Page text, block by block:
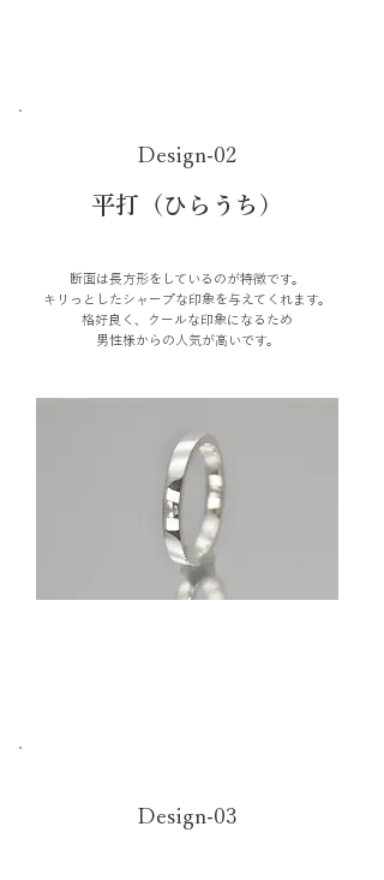
Design-02
​平打（ひらうち）
断面は長方形をしているのが特徴です。
キリっとしたシャープな印象を与えてくれます。
格好良く、クールな印象になるため
男性様からの人気が高いです。
Design-03